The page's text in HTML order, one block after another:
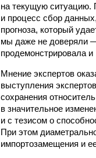
на текущую ситуацию.
и процесс сбор
прогноза, который
мы даже не доверяли
продемонстрировала
Мнение экспертов
выступления
сохранения
в значительное
и с тезисом о
При этом
импортозамещения и